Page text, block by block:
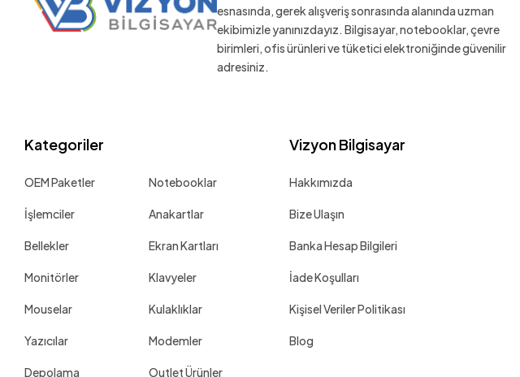
esnasında, gerek alışveriş sonrasında alanında uzman
ekibimizle yanınızdayız. Bilgisayar, notebooklar, çevre
birimleri, ofis ürünleri ve tüketici elektroniğinde güvenilir
adresiniz.
Kategoriler
OEM Paketler Notebooklar
İşlemciler Anakartlar
Bellekler Ekran Kartları
Monitörler Klavyeler
Mouselar Kulaklıklar
Yazıcılar Modemler
Depolama Outlet Ürünler
Vizyon Bilgisayar
Hakkımızda
Bize Ulaşın
Banka Hesap Bilgileri
İade Koşulları
Kişisel Veriler Politikası
Blog